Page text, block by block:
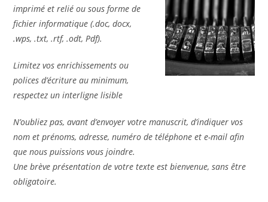
imprimé et relié ou sous forme de
fichier informatique (.doc, docx,
.wps, .txt, .rtf, .odt, Pdf).
Limitez vos enrichissements ou
polices d’écriture au minimum,
respectez un interligne lisible
N’oubliez pas, avant d’envoyer votre manuscrit, d’indiquer vos
nom et prénoms, adresse, numéro de téléphone et e-mail afin
que nous puissions vous joindre.
Une brève présentation de votre texte est bienvenue, sans être
obligatoire.